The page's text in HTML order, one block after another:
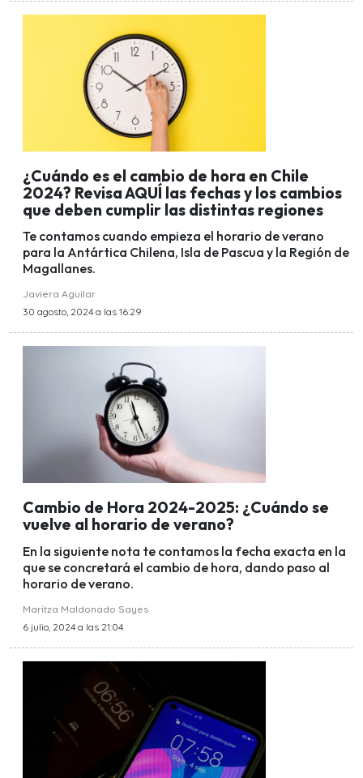
¿Cuándo es el cambio de hora en Chile
2024? Revisa AQUÍ las fechas y los cambios
que deben cumplir las distintas regiones
Te contamos cuando empieza el horario de verano
para la Antártica Chilena, Isla de Pascua y la Región de
Magallanes.
Javiera Aguilar
30 agosto, 2024 a las 16:29
Cambio de Hora 2024-2025: ¿Cuándo se
vuelve al horario de verano?
En la siguiente nota te contamos la fecha exacta en la
que se concretará el cambio de hora, dando paso al
horario de verano.
Maritza Maldonado Sayes
6 julio, 2024 a las 21:04